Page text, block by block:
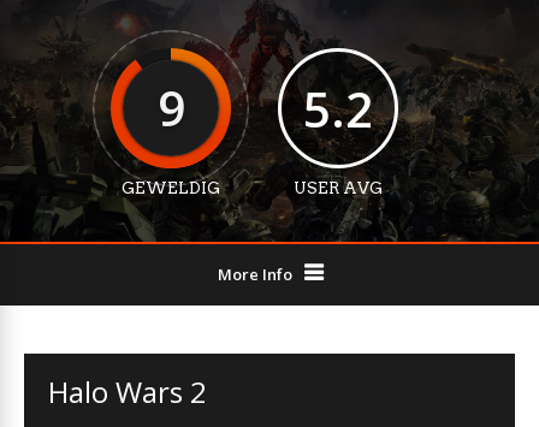
9
GEWELDIG
5.2
USER AVG
More Info
Halo Wars 2